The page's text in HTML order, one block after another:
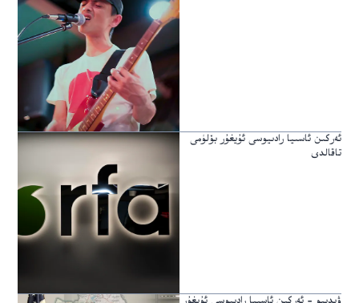
ئەركىن ئاسىيا رادىيوسى ئۇيغۇر بۆلۈمى
تاقالدى